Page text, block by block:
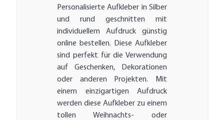
Personalisierte Aufkleber in Silber
und rund geschnitten mit
individuellem Aufdruck günstig
online bestellen. Diese Aufkleber
sind perfekt für die Verwendung
auf Geschenken, Dekorationen
oder anderen Projekten. Mit
einem einzigartigen Aufdruck
werden diese Aufkleber zu einem
tollen Weihnachts- oder